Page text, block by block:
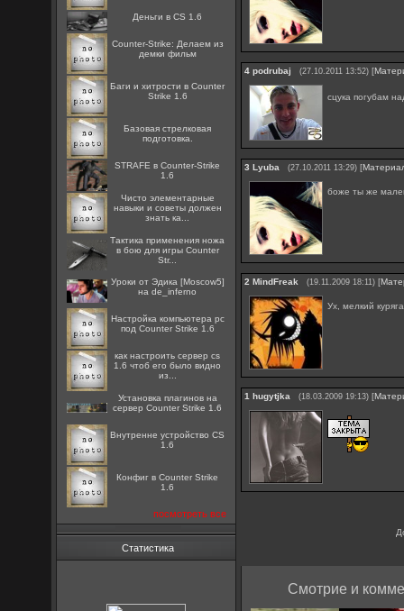
Деньги в CS 1.6
Counter-Strike: Делаем из
демки фильм
Баги и хитрости в Counter
Strike 1.6
Базовая стрелковая
подготовка.
STRAFE в Counter-Strike
1.6
Чисто элементарные
навыки и советы должен
знать ка...
Тактика применения ножа
в бою для игры Counter
Str...
Уроки от Эдика [Moscow5]
на de_inferno
Настройка компьютера pc
под Counter Strike 1.6
как настроить сервер cs
1.6 чтоб его было видно
из...
Установка плагинов на
сервер Counter Strike 1.6
Внутренне устройство CS
1.6
Конфиг в Counter Strike
1.6
посмотреть все
Статистика
4 podrubaj (27.10.2011 13:52) [
сцука погубам
3 Lyuba (27.10.2011 13:29) [
боже ты же
2 MindFreak (19.11.2009 18:11) [
Ух, мелкий куряга
1 hugytjka (18.03.2009 19:13) [
Смотрие и